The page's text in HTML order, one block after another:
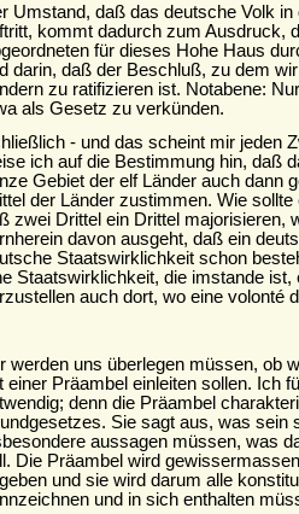
Umstand, daß das deutsche Volk
kommt dadurch zum Ausdruck,
für dieses Hohe Haus
darin, daß der Beschluß, zu dem
zu ratifizieren ist. Notabene:
als Gesetz zu verkünden.
- und das scheint mir jeden
ich auf die Bestimmung hin, daß
Gebiet der elf Länder auch dann
der Länder zustimmen. Wie
zwei Drittel ein Drittel majorisieren,
davon ausgeht, daß ein
Staatswirklichkeit schon
Staatswirklichkeit, die imstande ist,
auch dort, wo eine volonté
werden uns überlegen müssen, ob
einer Präambel einleiten sollen. Ich
denn die Präambel
Sie sagt aus, was sein
aussagen müssen, was
Die Präambel wird
und sie wird darum alle
und in sich enthalten